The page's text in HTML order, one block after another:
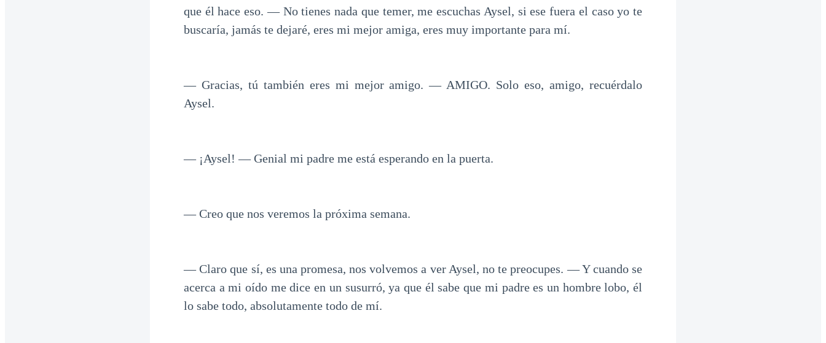
que él hace eso. — No tienes nada que temer, me escuchas Aysel, si ese fuera el caso yo te
buscaría, jamás te dejaré, eres mi mejor amiga, eres muy importante para mí.
— Gracias, tú también eres mi mejor amigo. — AMIGO. Solo eso, amigo, recuérdalo
Aysel.
— ¡Aysel! — Genial mi padre me está esperando en la puerta.
— Creo que nos veremos la próxima semana.
— Claro que sí, es una promesa, nos volvemos a ver Aysel, no te preocupes. — Y cuando se
acerca a mi oído me dice en un susurró, ya que él sabe que mi padre es un hombre lobo, él
lo sabe todo, absolutamente todo de mí.